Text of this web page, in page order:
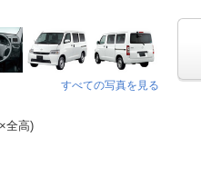
すべての写真を見る
全高)